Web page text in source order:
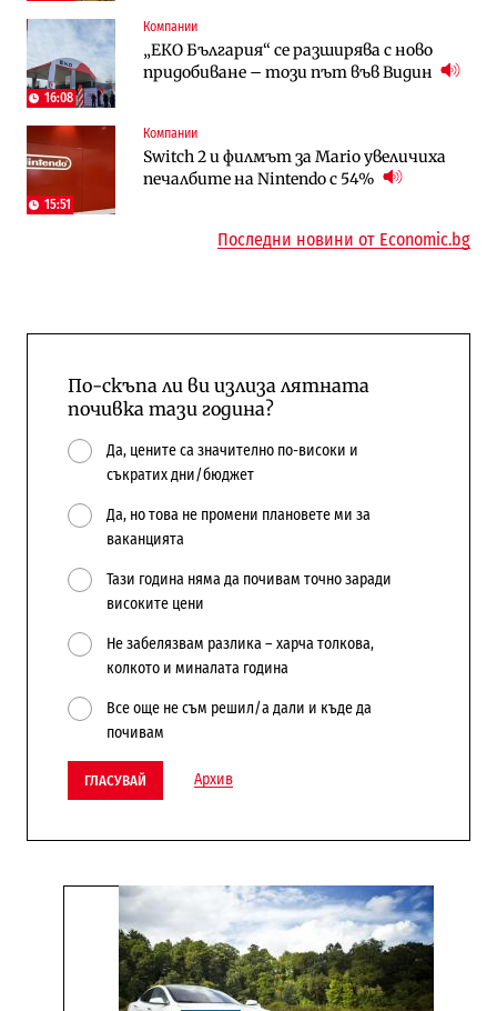
16:08
Компании
„ЕКО България“ се разширява с ново
придобиване – този път във Видин
15:51
Компании
Switch 2 и филмът за Mario увеличиха
печалбите на Nintendo с 54%
Digi&AI
Трафикът толкова е намалял, че големи
медии обмислят да се откажат
Публични финанси
Общините вече зависят от
централната власт за 75% от
Отрасли
Жилищата в България поскъпват при
намаляващо население и все повече
Компании
А1 отново е лидер при технологичните
компании и системните интегратори
Последни новини от Economic.bg
По-скъпа ли ви излиза лятната
почивка тази година?
Да, цените са значително по-високи и
съкратих дни/бюджет
Да, но това не промени плановете ми за
ваканцията
Тази година няма да почивам точно заради
високите цени
Не забелязвам разлика – харча толкова,
колкото и миналата година
Все още не съм решил/а дали и къде да
почивам
ГЛАСУВАЙ Архив